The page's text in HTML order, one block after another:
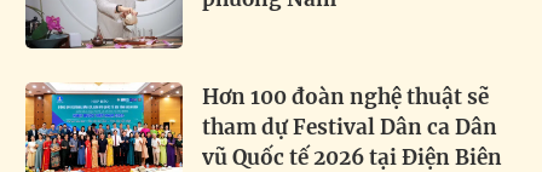
Hơn 100 đoàn nghệ thuật sẽ
tham dự Festival Dân ca Dân
vũ Quốc tế 2026 tại Điện Biên